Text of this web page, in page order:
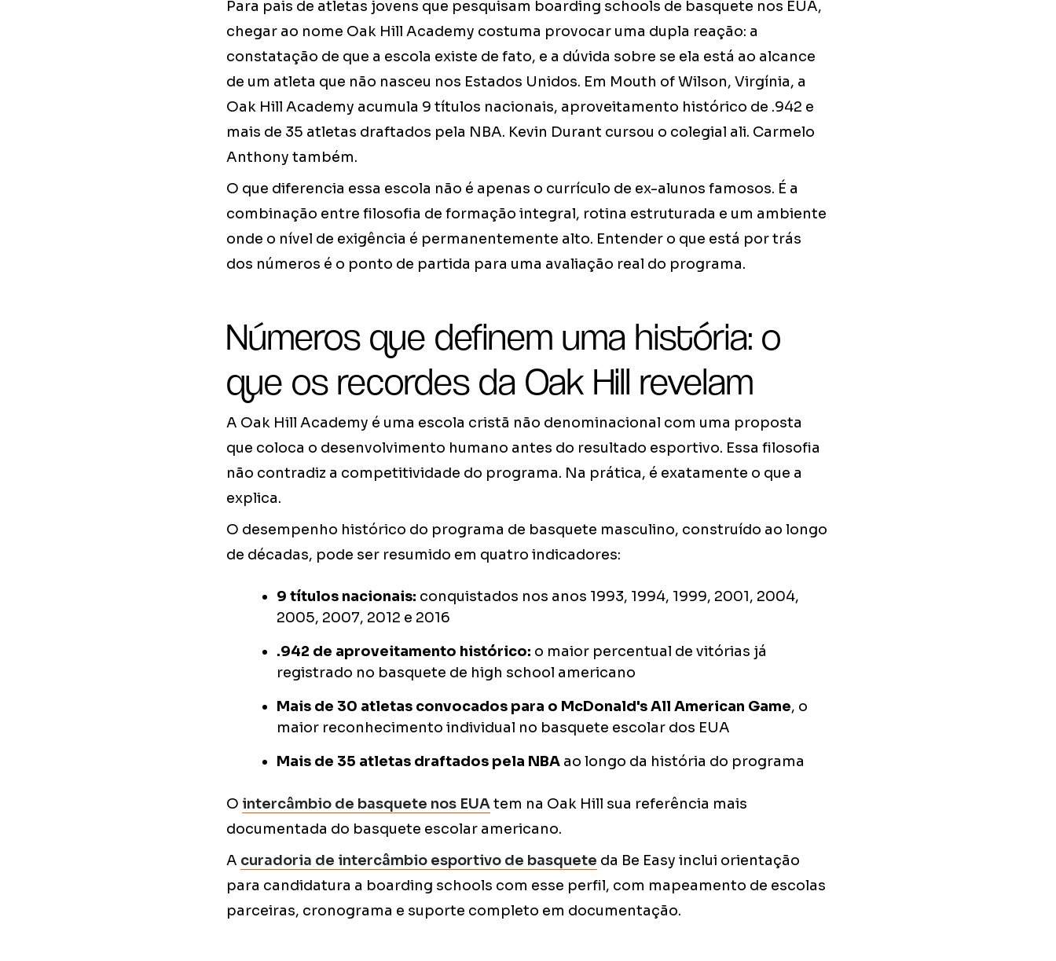
Para pais de atletas jovens que pesquisam boarding schools de basquete nos EUA,
chegar ao nome Oak Hill Academy costuma provocar uma dupla reação: a
constatação de que a escola existe de fato, e a dúvida sobre se ela está ao alcance
de um atleta que não nasceu nos Estados Unidos. Em Mouth of Wilson, Virgínia, a
Oak Hill Academy acumula 9 títulos nacionais, aproveitamento histórico de .942 e
mais de 35 atletas draftados pela NBA. Kevin Durant cursou o colegial ali. Carmelo
Anthony também.
O que diferencia essa escola não é apenas o currículo de ex-alunos famosos. É a
combinação entre filosofia de formação integral, rotina estruturada e um ambiente
onde o nível de exigência é permanentemente alto. Entender o que está por trás
dos números é o ponto de partida para uma avaliação real do programa.
Números que definem uma história: o
que os recordes da Oak Hill revelam
A Oak Hill Academy é uma escola cristã não denominacional com uma proposta
que coloca o desenvolvimento humano antes do resultado esportivo. Essa filosofia
não contradiz a competitividade do programa. Na prática, é exatamente o que a
explica.
O desempenho histórico do programa de basquete masculino, construído ao longo
de décadas, pode ser resumido em quatro indicadores:
9 títulos nacionais: conquistados nos anos 1993, 1994, 1999, 2001, 2004,
2005, 2007, 2012 e 2016
.942 de aproveitamento histórico: o maior percentual de vitórias já
registrado no basquete de high school americano
Mais de 30 atletas convocados para o McDonald's All American Game, o
maior reconhecimento individual no basquete escolar dos EUA
Mais de 35 atletas draftados pela NBA ao longo da história do programa
O intercâmbio de basquete nos EUAtem na Oak Hill sua referência mais
documentada do basquete escolar americano.
A curadoria de intercâmbio esportivo de basquete da Be Easy inclui orientação
para candidatura a boarding schools com esse perfil, com mapeamento de escolas
parceiras, cronograma e suporte completo em documentação.